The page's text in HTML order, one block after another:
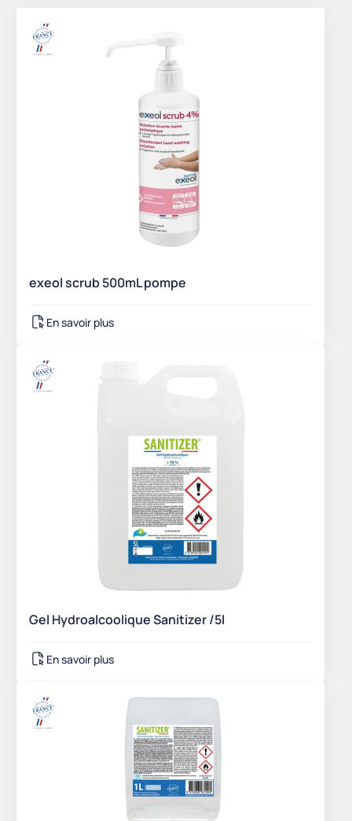
exeol scrub 500mL pompe
En savoir plus
Gel Hydroalcoolique Sanitizer /5l
En savoir plus